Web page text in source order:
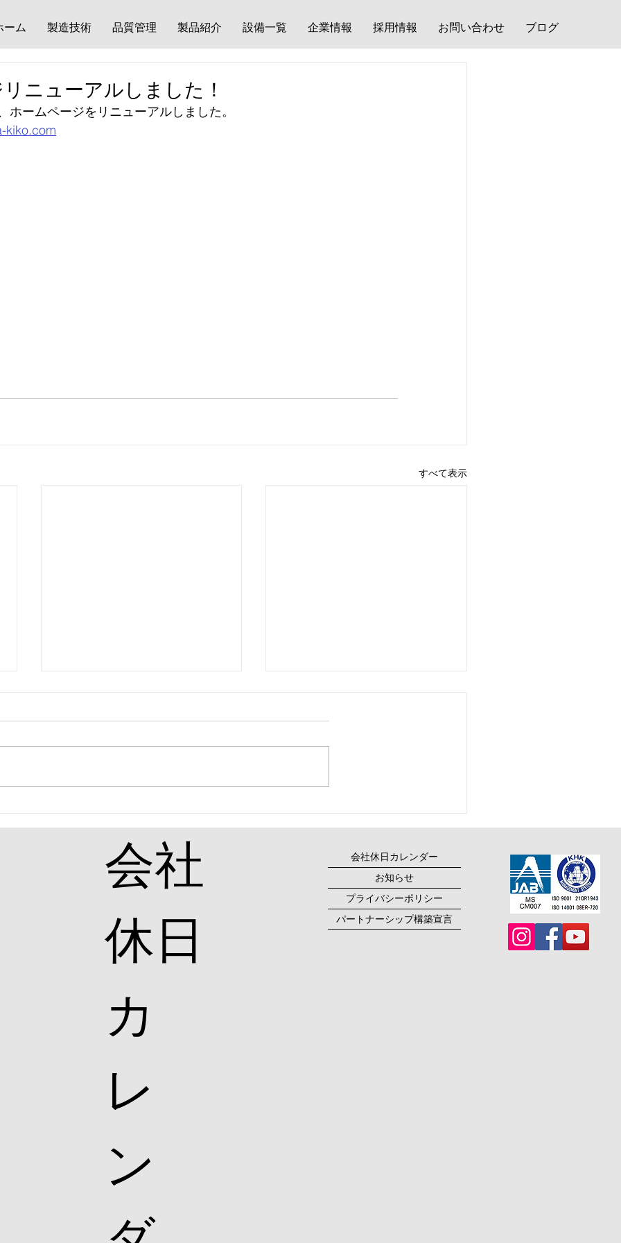
ーム 製造技術 品質管理 製品紹介 設備一覧 企業情報 採用情報 お問い合わせ ブログ
ニューアルしました！
ホームページをリニューアルしました。
kiko.com
すべて表示
7/6より4名のベトナム人実習生が
た✨
​会社
休日
カ
レ
ン
会社休日カレンダー
お知らせ
プライバシーポリシー
パートナーシップ構築宣言